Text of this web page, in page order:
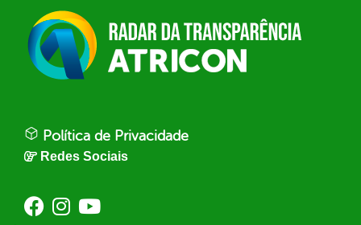
Política de Privacidade
Redes Sociais